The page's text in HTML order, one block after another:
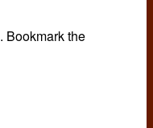
. Bookmark the